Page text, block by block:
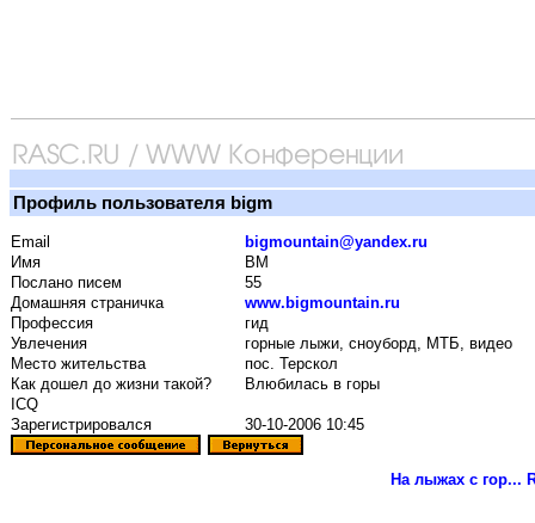
Профиль пользователя bigm
Email
bigmountain@yandex.ru
Имя
BM
Послано писем
55
Домашняя страничка
www.bigmountain.ru
Профессия
гид
Увлечения
горные лыжи, сноуборд, МТБ, видео
Место жительства
пос. Терскол
Как дошел до жизни такой?
Влюбилась в горы
ICQ
Зарегистрировался
30-10-2006 10:45
На лыжах с гор...